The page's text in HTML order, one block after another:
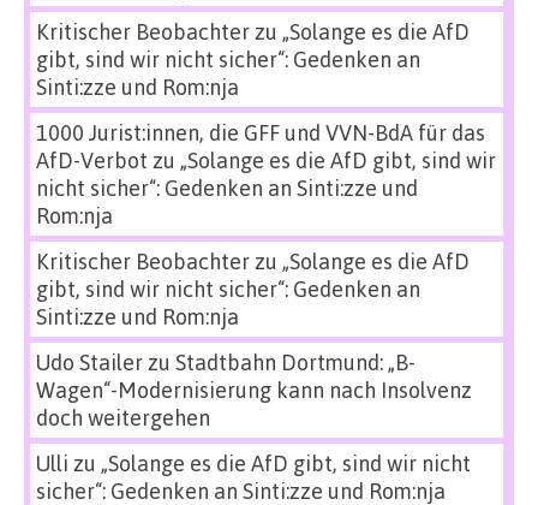
Kritischer Beobachterzu „Solange es die AfD
gibt, sind wir nicht sicher“: Gedenken an
Sinti:zze und Rom:nja
1000 Jurist:innen, die GFF und VVN-BdA für das
AfD-Verbot zu „Solange es die AfD gibt, sind wir
nicht sicher“: Gedenken an Sinti:zze und
Rom:nja
Kritischer Beobachterzu „Solange es die AfD
gibt, sind wir nicht sicher“: Gedenken an
Sinti:zze und Rom:nja
Udo Stailerzu Stadtbahn Dortmund: „B-
Wagen“-Modernisierung kann nach Insolvenz
doch weitergehen
Ulli zu „Solange es die AfD gibt, sind wir nicht
sicher“: Gedenken an Sinti:zze und Rom:nja